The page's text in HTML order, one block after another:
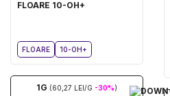
FLOARE 10-OH+
FLOARE 10-OH+
1G (60,27 LEI/G -30%)